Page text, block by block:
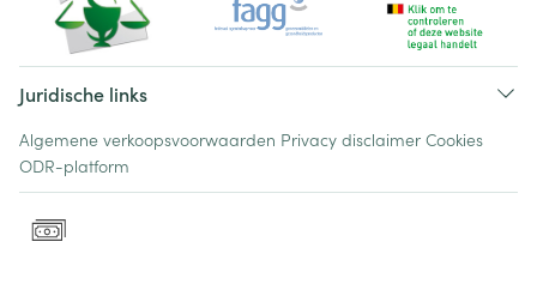
Juridische links
Algemene verkoopsvoorwaarden Privacy disclaimer Cookies
ODR-platform